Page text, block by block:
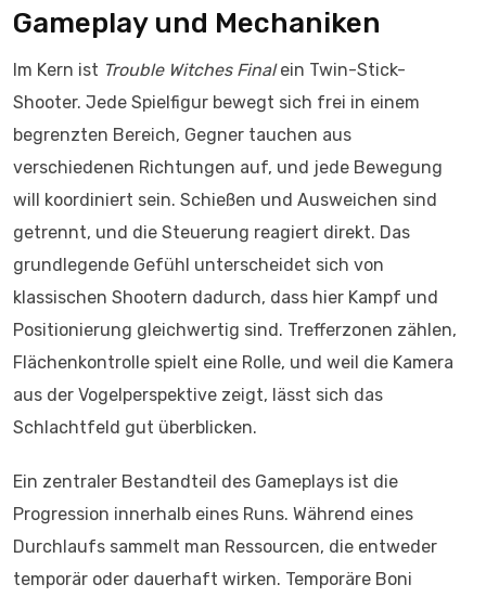
Gameplay und Mechaniken
Im Kern ist Trouble Witches Finalein Twin-Stick-
Shooter. Jede Spielfigur bewegt sich frei in einem
begrenzten Bereich, Gegner tauchen aus
verschiedenen Richtungen auf, und jede Bewegung
will koordiniert sein. Schießen und Ausweichen sind
getrennt, und die Steuerung reagiert direkt. Das
grundlegende Gefühl unterscheidet sich von
klassischen Shootern dadurch, dass hier Kampf und
Positionierung gleichwertig sind. Trefferzonen zählen,
Flächenkontrolle spielt eine Rolle, und weil die Kamera
aus der Vogelperspektive zeigt, lässt sich das
Schlachtfeld gut überblicken.
Ein zentraler Bestandteil des Gameplays ist die
Progression innerhalb eines Runs. Während eines
Durchlaufs sammelt man Ressourcen, die entweder
temporär oder dauerhaft wirken. Temporäre Boni